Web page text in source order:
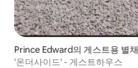
Prince Edward의 게스트용 별채
'온더사이드' - 게스트하우스